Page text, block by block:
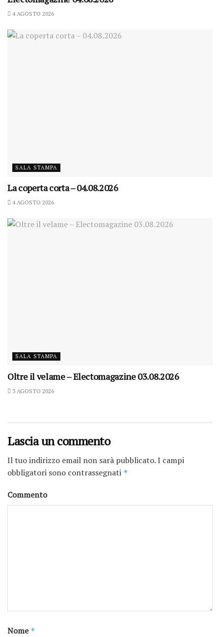
4 AGOSTO 2026
SALA STAMPA
La coperta corta – 04.08.2026
4 AGOSTO 2026
SALA STAMPA
Oltre il velame – Electomagazine 03.08.2026
3 AGOSTO 2026
Lascia un commento
Il tuo indirizzo email non sarà pubblicato.I campi
obbligatori sono contrassegnati *
Commento
Nome *